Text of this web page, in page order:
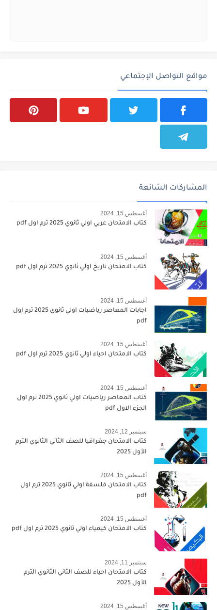
مواقع التواصل الإجتماعي
المشاركات الشائعة
أغسطس 15, 2024
كتاب الامتحان عربي اولي ثانوي 2025 ترم اول pdf
أغسطس 15, 2024
كتاب الامتحان تاريخ اولي ثانوي 2025 ترم اول pdf
أغسطس 15, 2024
اجابات المعاصر رياضيات اولي ثانوي 2025 ترم اول
pdf
أغسطس 15, 2024
كتاب الامتحان احياء اولي ثانوي 2025 ترم اول pdf
أغسطس 15, 2024
كتاب المعاصر رياضيات اولي ثانوي 2025 ترم اول
الجزء الاول pdf
سبتمبر 12, 2024
كتاب الامتحان جغرافيا للصف الثاني الثانوي الترم
الأول 2025
أغسطس 15, 2024
كتاب الامتحان فلسفة اولي ثانوي 2025 ترم اول
pdf
أغسطس 15, 2024
كتاب الامتحان كيمياء اولي ثانوي 2025 ترم اول pdf
سبتمبر 11, 2024
كتاب الامتحان احياء للصف الثاني الثانوي الترم
الأول 2025
أغسطس 15, 2024